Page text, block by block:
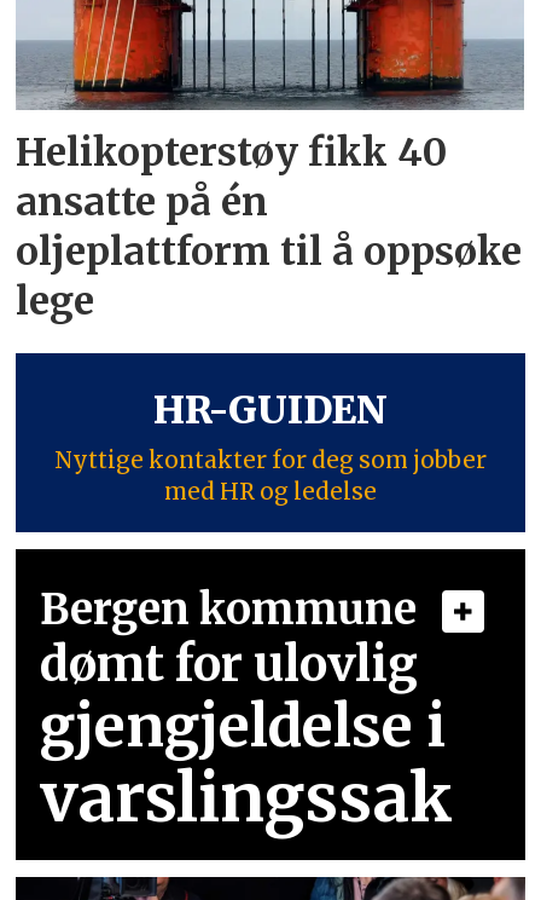
Helikopterstøy fikk 40
ansatte på én
oljeplattform til å oppsøke
lege
HR-GUIDEN
Nyttige kontakter for deg som jobber
med HR og ledelse
Bergen kommune
dømt for ulovlig
gjengjeldelse i
varslingssak